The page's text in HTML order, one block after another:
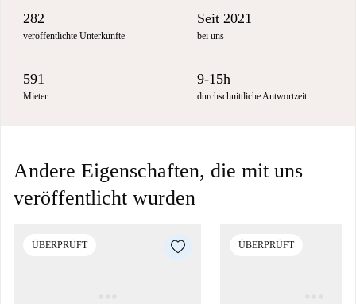
282
veröffentlichte Unterkünfte
Seit 2021
bei uns
591
Mieter
9-15h
durchschnittliche Antwortzeit
Andere Eigenschaften, die mit uns
veröffentlicht wurden
ÜBERPRÜFT ÜBERPRÜFT